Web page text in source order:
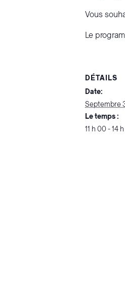
Vous
Le
DÉTAILS
Date:
Septembre
Le temps :
11 h 00 - 14